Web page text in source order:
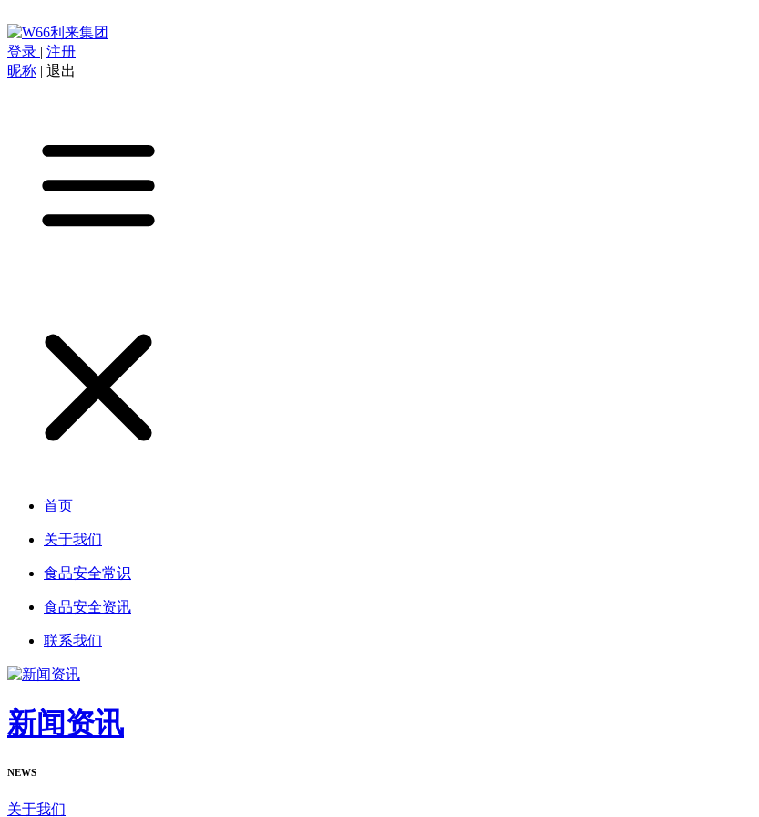
登录 | 注册
昵称 | 退出
首页
关于我们
食品安全常识
食品安全资讯
联系我们
新闻资讯
NEWS
关于我们